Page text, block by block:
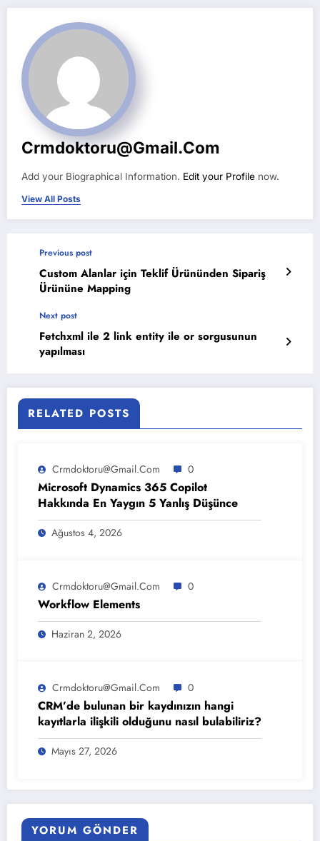
Crmdoktoru@gmail.com
Add your Biographical Information. Edit your Profile now.
View All Posts
Previous post
Custom Alanlar için Teklif Ürününden Sipariş
Ürününe Mapping
Next post
Fetchxml ile 2 link entity ile or sorgusunun
yapılması
RELATED POSTS
Crmdoktoru@gmail.com 0
Microsoft Dynamics 365 Copilot
Hakkında En Yaygın 5 Yanlış Düşünce
Ağustos 4, 2026
Crmdoktoru@gmail.com 0
Workflow Elements
Haziran 2, 2026
Crmdoktoru@gmail.com 0
CRM’de bulunan bir kaydınızın hangi
kayıtlarla ilişkili olduğunu nasıl bulabiliriz?
Mayıs 27, 2026
YORUM GÖNDER